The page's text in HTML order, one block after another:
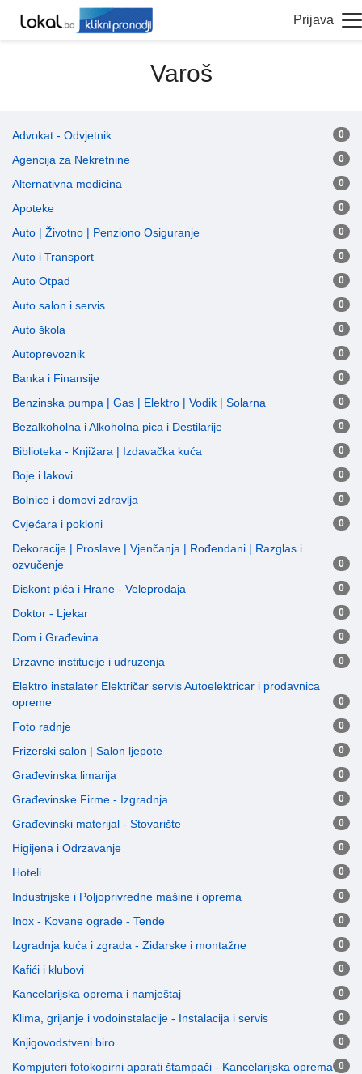
Prijava
Varoš
Advokat - Odvjetnik 0
Agencija za Nekretnine 0
Alternativna medicina 0
Apoteke 0
Auto | Životno | Penziono Osiguranje 0
Auto i Transport 0
Auto Otpad 0
Auto salon i servis 0
Auto škola 0
Autoprevoznik 0
Banka i Finansije 0
Benzinska pumpa | Gas | Elektro | Vodik | Solarna 0
Bezalkoholna i Alkoholna pica i Destilarije 0
Biblioteka - Knjižara | Izdavačka kuća 0
Boje i lakovi 0
Bolnice i domovi zdravlja 0
Cvjećara i pokloni 0
Dekoracije | Proslave | Vjenčanja | Rođendani | Razglas i
ozvučenje
0
Diskont pića i Hrane - Veleprodaja 0
Doktor - Ljekar 0
Dom i Građevina 0
Drzavne institucije i udruzenja 0
Elektro instalater Električar servis Autoelektricar i prodavnica
opreme
0
Foto radnje 0
Frizerski salon | Salon ljepote 0
Građevinska limarija 0
Građevinske Firme - Izgradnja 0
Građevinski materijal - Stovarište 0
Higijena i Odrzavanje 0
Hoteli 0
Industrijske i Poljoprivredne mašine i oprema 0
Inox - Kovane ograde - Tende 0
Izgradnja kuća i zgrada - Zidarske i montažne 0
Kafići i klubovi 0
Kancelarijska oprema i namještaj 0
Klima, grijanje i vodoinstalacije - Instalacija i servis 0
Knjigovodstveni biro 0
Kompjuteri fotokopirni aparati štampači - Kancelarijska oprema 0